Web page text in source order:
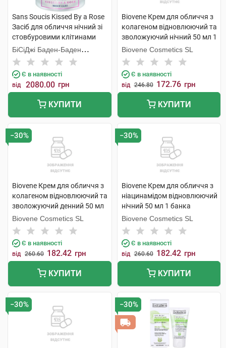
Sans Soucis Kissed By a Rose
Засіб для обличчя нічний зі
стовбуровими клітинами
троянди 50 мл 1 банка
БіСіДжі Баден-Баден
Косметікс Груп Гмбх
Є в наявності
від 2080.00 грн
КУПИТИ
Biovene Крем для обличчя з
колагеном відновлюючий та
зволожуючий нічний 50 мл 1
банка
Biovene Cosmetics SL
Є в наявності
від 246.80 172.76 грн
КУПИТИ
−30%
Biovene Крем для обличчя з
колагеном відновлюючий та
зволожуючий денний 50 мл
1 банка
Biovene Cosmetics SL
Є в наявності
від 260.60 182.42 грн
КУПИТИ
−30%
Biovene Крем для обличчя з
ніацинамідом відновлюючий
нічний 50 мл 1 банка
Biovene Cosmetics SL
Є в наявності
від 260.60 182.42 грн
КУПИТИ
−30% −30%